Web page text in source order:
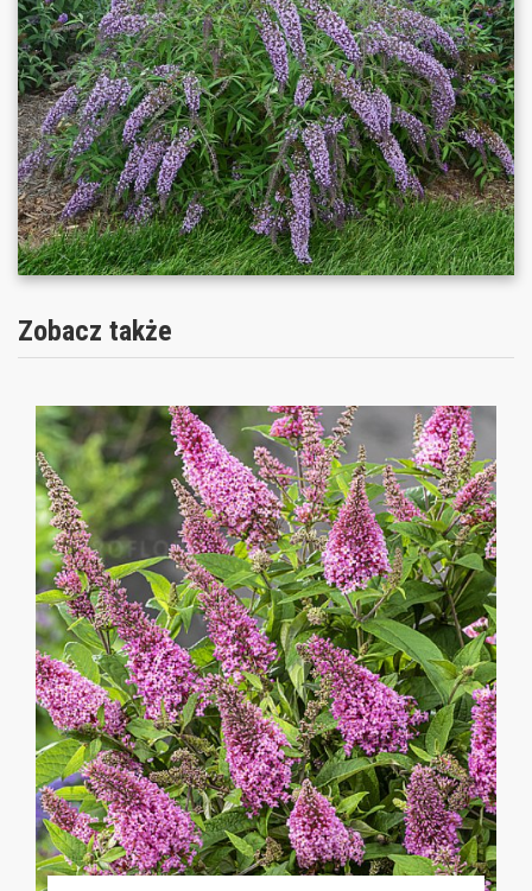
Zobacz także